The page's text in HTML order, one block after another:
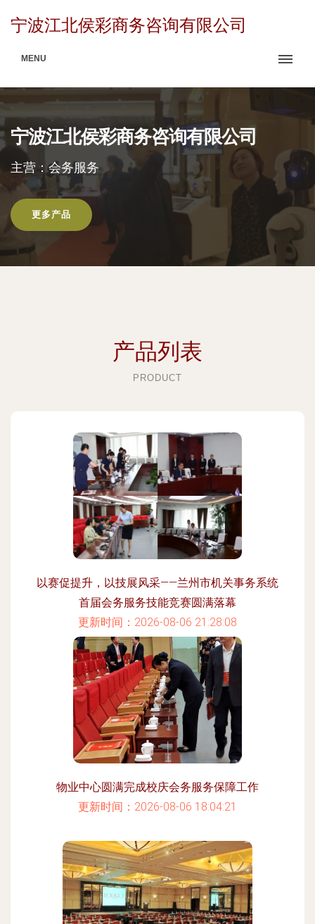
宁波江北侯彩商务咨询有限公司
MENU
宁波江北侯彩商务咨询有限公司
主营：会务服务
更多产品
产品列表
PRODUCT
以赛促提升，以技展风采——兰州市机关事务系统
首届会务服务技能竞赛圆满落幕
更新时间：2026-08-06 21:28:08
物业中心圆满完成校庆会务服务保障工作
更新时间：2026-08-06 18:04:21